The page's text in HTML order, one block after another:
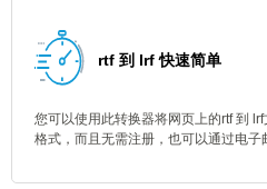
rtf 到 lrf 快速简单
您可以使用此转换器将网页上的rtf 到
格式，而且无需注册，也可以通过电子